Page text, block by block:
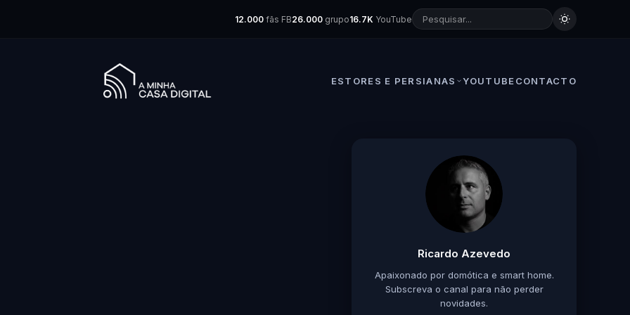
12.000 fãs FB26.000 grupo16.7K YouTube
ESTORES E PERSIANAS YOUTUBE CONTACTO
Ricardo Azevedo
Apaixonado por domótica e smart home.
Subscreva o canal para não perder
novidades.